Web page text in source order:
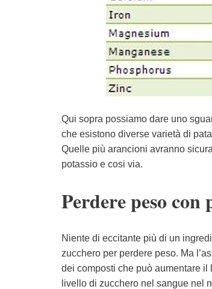
Qui sopra possiamo dare uno
che esistono diverse varietà di
Quelle più arancioni avranno
potassio e cosi via.
Perdere peso con
Niente di eccitante più di un
zucchero per perdere peso. Ma
dei composti che può aumentare il
livello di zucchero nel sangue nel